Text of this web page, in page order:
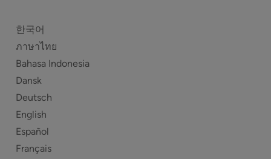
한국어
ภาษาไทย
Bahasa Indonesia
Dansk
Deutsch
English
Español
Français